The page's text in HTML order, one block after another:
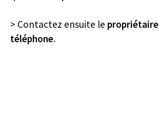
> Contactez ensuite le propriétaire
téléphone.